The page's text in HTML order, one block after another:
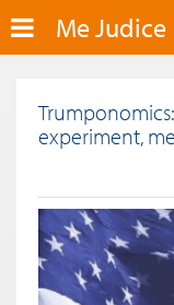
Me Judice
experiment,